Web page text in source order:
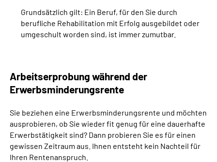
Grundsätzlich gilt: Ein Beruf, für den Sie durch
berufliche Rehabilitation mit Erfolg ausgebildet oder
umgeschult worden sind, ist immer zumutbar.
Arbeitserprobung während der
Erwerbsminderungsrente
Sie beziehen eine Erwerbsminderungsrente und möchten
ausprobieren, ob Sie wieder fit genug für eine dauerhafte
Erwerbstätigkeit sind? Dann probieren Sie es für einen
gewissen Zeitraum aus. Ihnen entsteht kein Nachteil für
Ihren Rentenanspruch.